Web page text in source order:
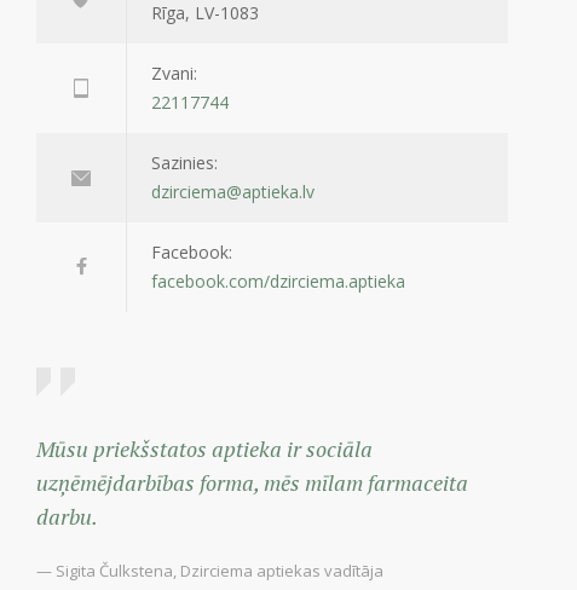
Rīga, LV-1083
Zvani:
22117744
Sazinies:
dzirciema@aptieka.lv
Facebook:
facebook.com/dzirciema.aptieka
Mūsu priekšstatos aptieka ir sociāla
uzņēmējdarbības forma, mēs mīlam farmaceita
darbu.
— Sigita Čulkstena, Dzirciema aptiekas vadītāja